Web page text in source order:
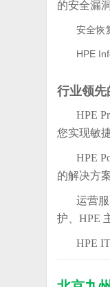
的安全漏
安全恢
HPE
行业领先
HPE
您实现敏
HPE
的解决方
运营
护、HPE
HPE